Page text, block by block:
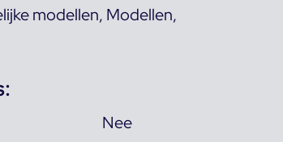
modellen, Modellen,
Nee